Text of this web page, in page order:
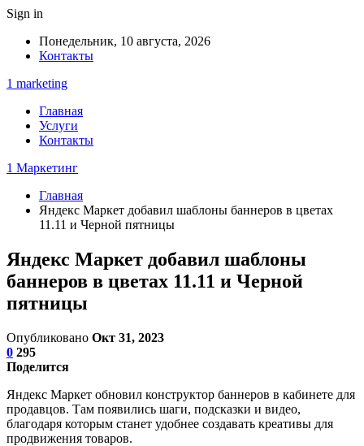
Sign in
Понедельник, 10 августа, 2026
Контакты
1 marketing
Главная
Услуги
Контакты
1 Маркетинг
Главная
Яндекс Маркет добавил шаблоны баннеров в цветах
11.11 и Черной пятницы
Яндекс Маркет добавил шаблоны
баннеров в цветах 11.11 и Черной
пятницы
Опубликовано Окт 31, 2023
0 295
Поделится
Яндекс Маркет обновил конструктор баннеров в кабинете для
продавцов. Там появились шаги, подсказки и видео,
благодаря которым станет удобнее создавать креативы для
продвижения товаров.